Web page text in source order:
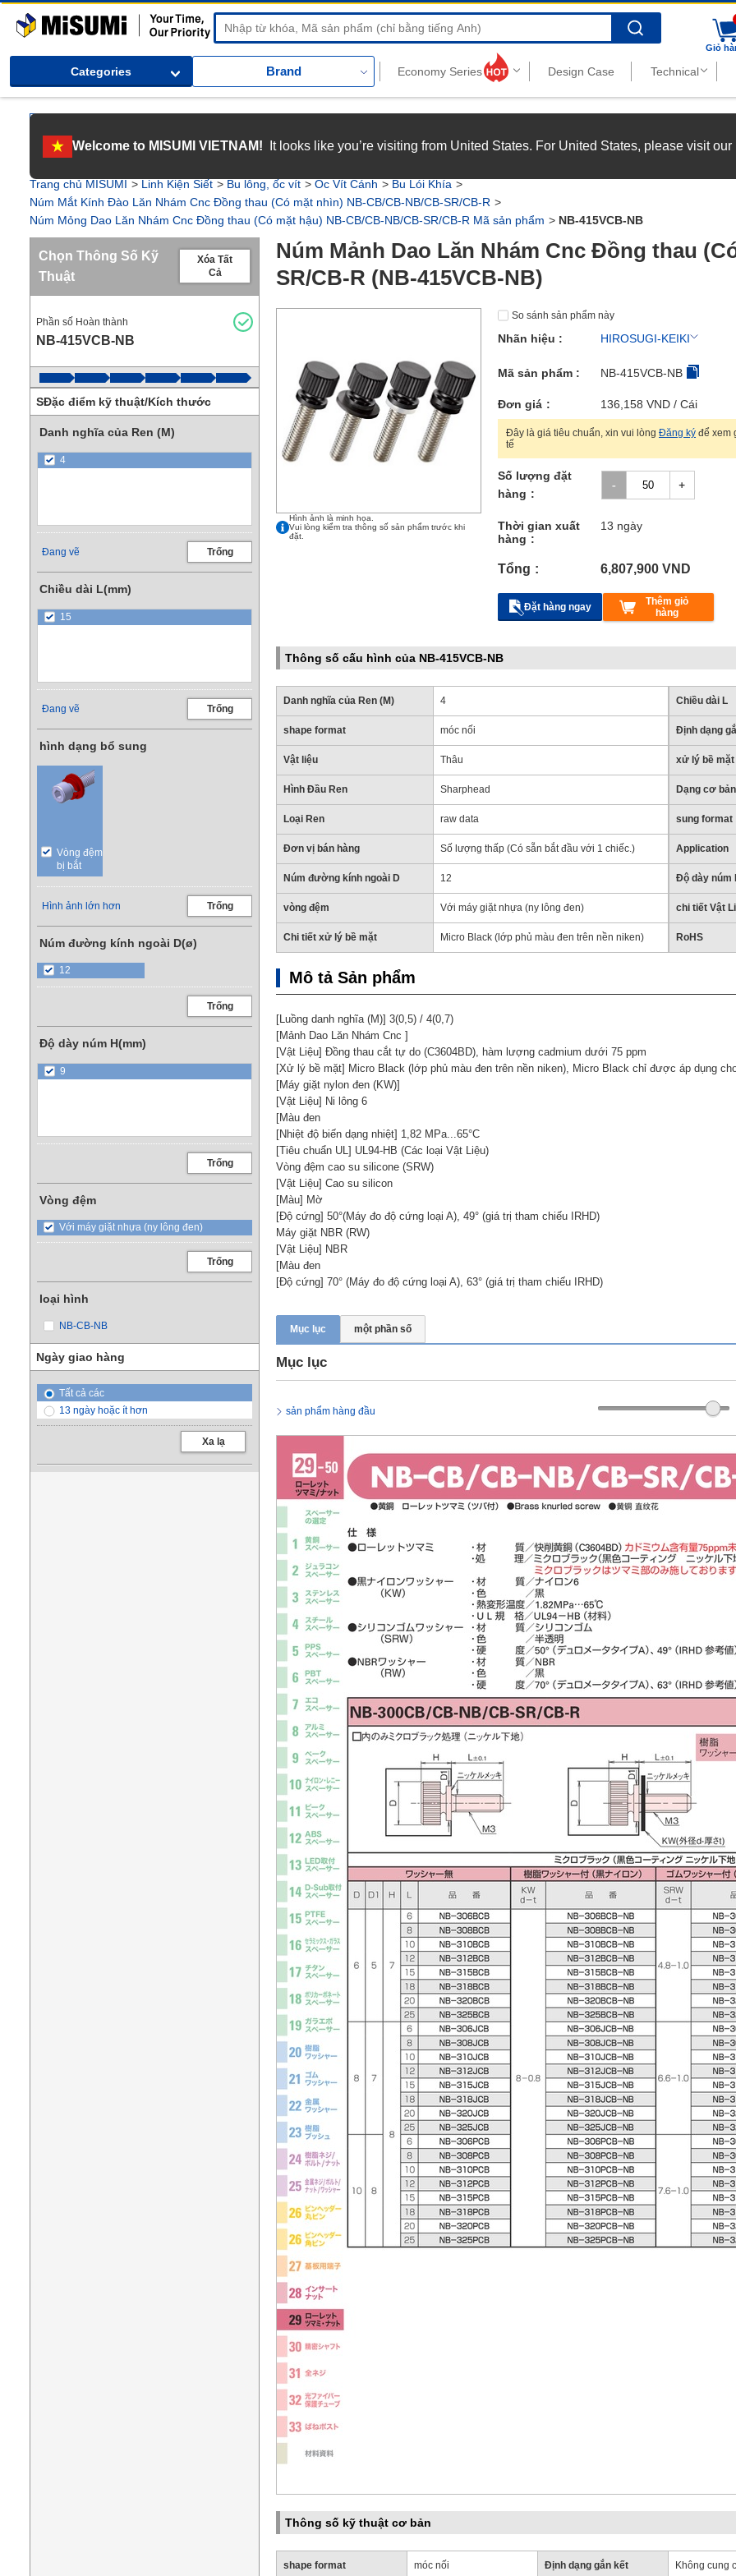
MiSUMi
Search
Giỏ
Categories Brand
Welcome to MISUMI VIETNAM! It looks like you’re visiting from United States. For United States, please visit
[Recruitment] We're hiring! Grab your ultimate career opportunity & enjoy top-tier benefits at MISUMI Vietnam.See more
Trang chủ MISUMI Linh Kiện Siết Bu lông, ốc vít Ốc Vít Cánh
Bu Lói Khía
Núm Mắt Kính Đào Lăn Nhám Cnc Đồng thau (Có mặt nhìn) NB-CB/CB-NB/CB-SR/CB-R
Núm Mỏng Dao Lăn Nhám Cnc Đồng thau (Có mặt hậu) NB-CB/CB-NB/CB-SR/CB-R Mã sản phẩm
NB-415VCB-NB
Chọn Thông Số Kỹ
Thuật
Xóa Tất
Cả
Phần số Hoàn thành
NB-415VCB-NB
SĐặc điểm kỹ thuật/Kích thước
Danh nghĩa của Ren (M)
4
Đang vẽ Trống
Chiều dài L(mm)
15
Đang vẽ Trống
hình dạng bổ sung
Vòng đệm
bị bắt
Hình ảnh lớn hơn Trống
Núm đường kính ngoài D(ø)
12
Trống
Độ dày núm H(mm)
9
Trống
Vòng đệm
Với máy giặt nhựa (ny lông đen)
Trống
loại hình
NB-CB-NB
Ngày giao hàng
Tất cả các
13 ngày hoặc ít hơn
Xa lạ
Núm Mảnh Dao Lăn Nhám Cnc Đồng thau
SR/CB-R (NB-415VCB-NB)
Hình ảnh là minh họa.
Vui lòng kiểm tra thông số sản phẩm trước khi
đặt.
So sánh sản phẩm này
Nhãn hiệu : HIROSUGI-KEIKI
Mã sản phẩm : NB-415VCB-NB
Đơn giá 136,158 VND / Cái
Đây là giá tiêu chuẩn, xin vui lòng Đăng ký để xem
tế
Số lượng đặt
hàng
Thời gian xuất
hàng
13 ngày
Tổng 6,807,900 VND
Đặt hàng ngay
Thêm giỏ
hàng
Thông số cấu hình của NB-415VCB-NB
Danh nghĩa của Ren (M) 4 Chiều dài L
shape format móc nối Định dạng
Vật liệu Thâu xử lý bề mặt
Hình Đầu Ren Sharphead Dạng cơ bản
Loại Ren raw data sung format
Đơn vị bán hàng Số lượng thấp (Có sẵn bắt đầu với 1 chiếc.) Application
Núm đường kính ngoài D 12 Độ dày núm
vòng đệm Với máy giặt nhựa (ny lông đen) chi tiết Vật
Chi tiết xử lý bề mặt Micro Black (lớp phủ màu đen trên nền niken) RoHS
Mô tả Sản phẩm
[Luồng danh nghĩa (M)] 3(0,5) / 4(0,7)
[Mảnh Dao Lăn Nhám Cnc ]
[Vật Liệu] Đồng thau cắt tự do (C3604BD), hàm lượng cadmium dưới 75 ppm
[Xử lý bề mặt] Micro Black (lớp phủ màu đen trên nền niken), Micro Black chỉ được áp dụng
[Máy giặt nylon đen (KW)]
[Vật Liệu] Ni lông 6
[Màu đen
[Nhiệt độ biến dạng nhiệt] 1,82 MPa...65°C
[Tiêu chuẩn UL] UL94-HB (Các loại Vật Liệu)
Vòng đệm cao su silicone (SRW)
[Vật Liệu] Cao su silicon
[Màu] Mờ
[Độ cứng] 50°(Máy đo độ cứng loại A), 49° (giá trị tham chiếu IRHD)
Máy giặt NBR (RW)
[Vật Liệu] NBR
[Màu đen
[Độ cứng] 70° (Máy đo độ cứng loại A), 63° (giá trị tham chiếu IRHD)
Mục lục một phần số
Mục lục
sản phẩm hàng đầu
Thông số kỹ thuật cơ bản
shape format móc nối Định dạng gắn kết Không cung